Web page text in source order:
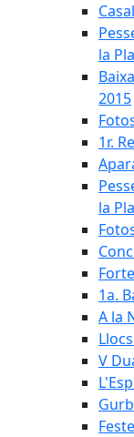
la
2015
1r.
la
1a.
A la
V